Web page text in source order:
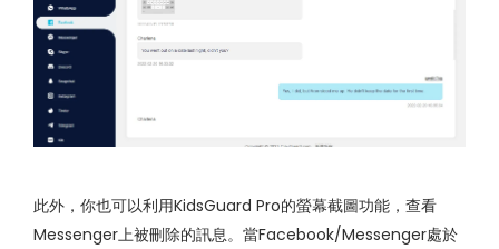
此外，你也可以利用KidsGuard Pro的螢幕截圖功能，查看
Messenger上被刪除的訊息。當Facebook/Messenger處於